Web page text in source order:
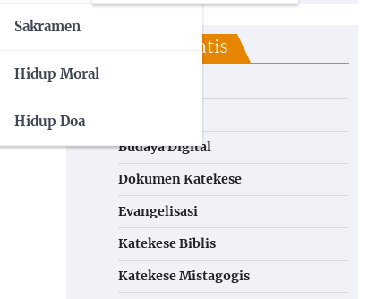
Sakramen
Hidup Moral
Hidup Doa
Kategori Tematis
Budaya Digital
Dokumen Katekese
Evangelisasi
Katekese Biblis
Katekese Mistagogis